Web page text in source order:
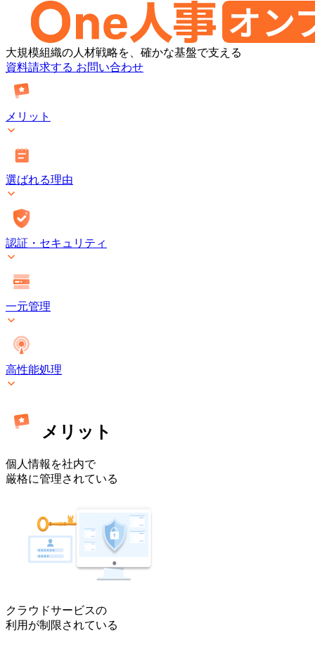
One
人
[タ
ン
マ
ジ
メ
ン
ト・
オ
ン
レ
ス]
大規模組織の人材戦略を、確かな基盤で支える
資料請求する お問い合わせ
メリット
選ばれる理由
認証・セキュリティ
一元管理
高性能処理
メリット
個人情報を社内で
厳格に管理されている
クラウドサービスの
利用が制限されている